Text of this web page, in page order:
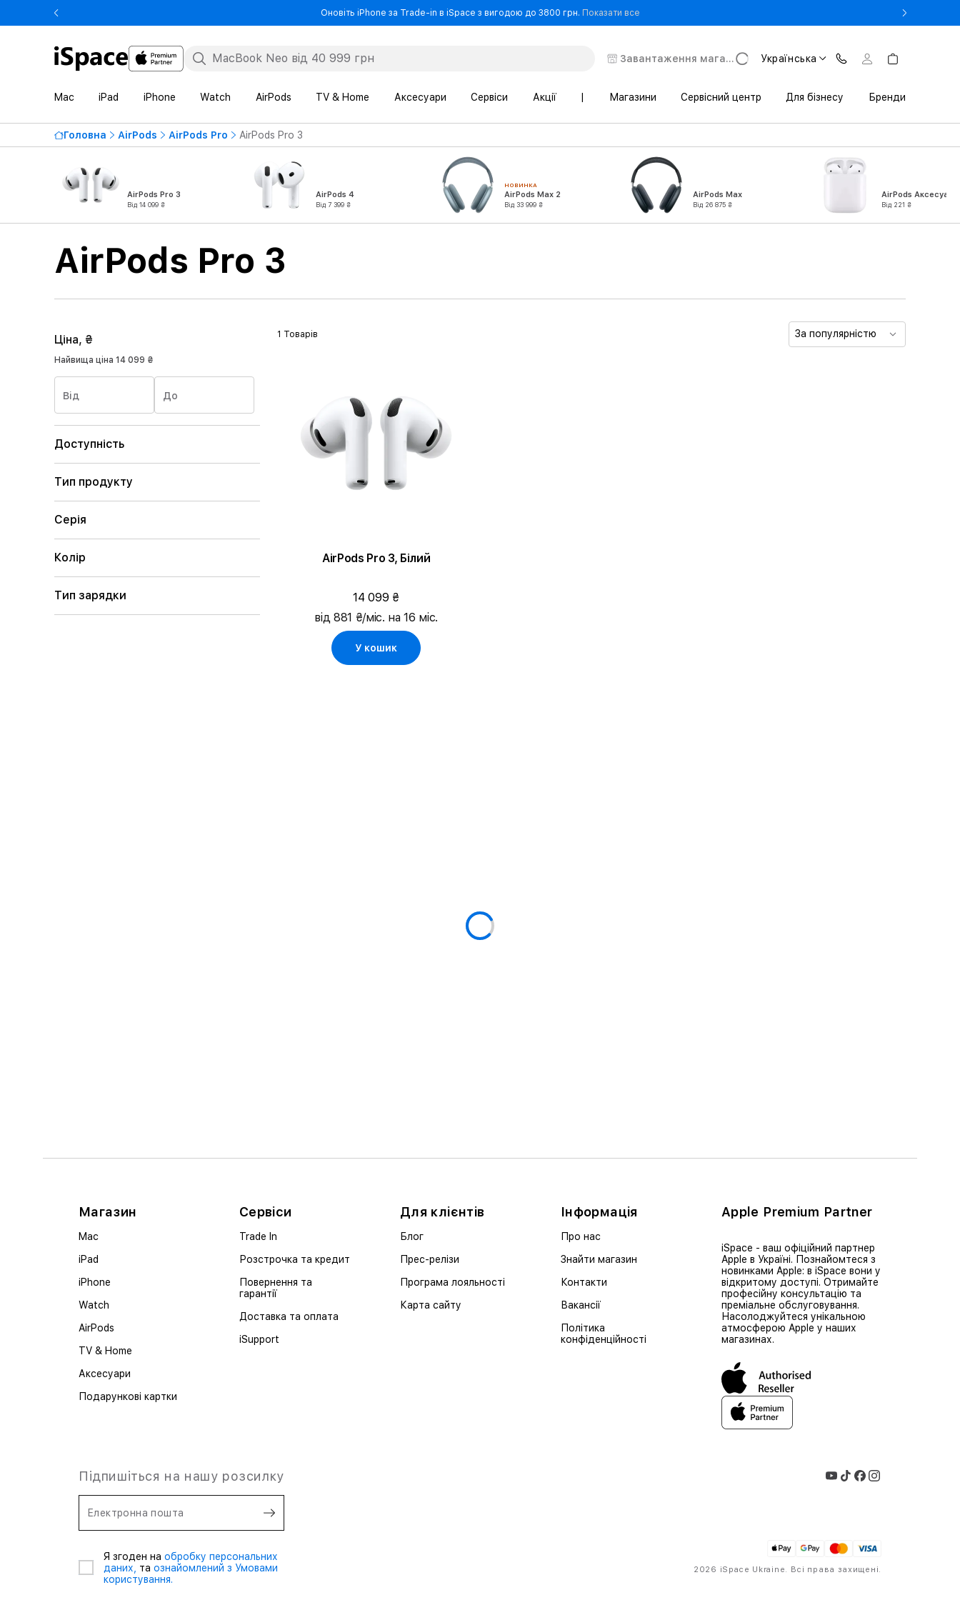
Оновіть iPhone за Trade-in в iSpace з вигодою до 3800 грн. Показати все- Оновіть iPhone за Trade-in в iSpace з вигодою до 3800 грн.
Завантаження магазину Українська
Mac iPad iPhone Watch AirPods TV & Home Аксесуари Сервіси Акції Магазини Сервісний центр Для бізнесу Бренди
Головна AirPods AirPods Pro AirPods Pro 3
AirPods Pro 3
Від 14 099 ₴
AirPods 4
Від 7 399 ₴
НОВИНКА
AirPods Max 2
Від 33 999 ₴
AirPods Max
Від 26 875 ₴
AirPods Аксесуари
Від 221 ₴
AirPods Pro 3
Ціна, ₴
Найвища ціна 14 099 ₴
Від До
Доступність
Тип продукту
Серія
Колір
Тип зарядки
1 Товарів За популярністю
AirPods Pro 3, Білий
14 099 ₴
від 881 ₴/міс. на 16 міс.
У кошик
Магазин
Mac
iPad
iPhone
Watch
AirPods
TV & Home
Аксесуари
Подарункові картки
Сервіси
Trade In
Розстрочка та кредит
Повернення та
гарантії
Доставка та оплата
iSupport
Для клієнтів
Блог
Прес-релізи
Програма лояльності
Карта сайту
Інформація
Про нас
Знайти магазин
Контакти
Вакансії
Політика
конфіденційності
Apple Premium Partner
iSpace - ваш офіційний партнер
Apple в Україні. Познайомтеся з
новинками Apple: в iSpace вони у
відкритому доступі. Отримайте
професійну консультацію та
преміальне обслуговування.
Насолоджуйтеся унікальною
атмосферою Apple у наших
магазинах.
Підпишіться на нашу розсилку
Електронна пошта
Я згоден на обробку персональних
даних, та ознайомлений з Умовами
користування.
2026 iSpace Ukraine. Всі права захищені.